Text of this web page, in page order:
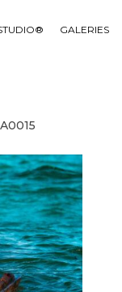
GALERIES